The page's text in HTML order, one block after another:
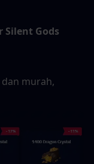
Gods
murah,